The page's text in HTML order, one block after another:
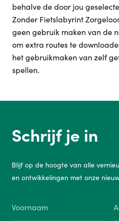
behalve de door jou
Zonder Fietslabyrint
geen gebruik maken van de
om extra routes te
het gebruikmaken van zelf
spellen.
Schrijf je in
Blijf op de hoogte van alle
en ontwikkelingen met onze